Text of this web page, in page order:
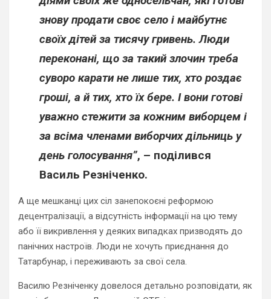
знову продати своє село і майбутнє
своїх дітей за тисячу гривень. Люди
переконані, що за такий злочин треба
суворо карати не лише тих, хто роздає
гроші, а й тих, хто їх бере. І вони готові
уважно стежити за кожним виборцем і
за всіма членами виборчих дільниць у
день голосування”, – поділився
Василь Резніченко.
А ще мешканці цих сіл занепокоєні реформою
децентралізації, а відсутність інформації на цю тему
або її викривлення у деяких випадках призводять до
панічних настроїв. Люди не хочуть приєднання до
Татарбунар, і переживають за свої села.
Василю Резніченку довелося детально розповідати, як